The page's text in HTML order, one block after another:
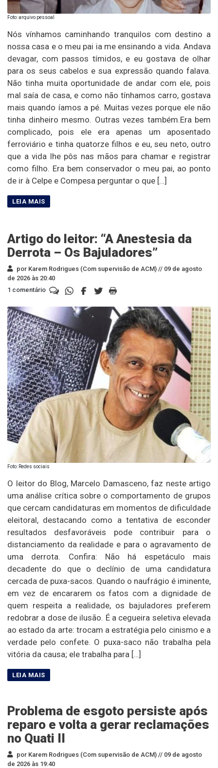
Foto: arquivo pessoal
Nós vínhamos caminhando tranquilos com destino a
nossa casa e o meu pai ia me ensinando a vida. Andava
devagar, com passos tímidos, e eu gostava de olhar
para os seus cabelos e sua expressão quando falava.
Não tinha muita oportunidade de andar com ele, pois
mal saía de casa, e como não tínhamos carro, gostava
mais quando íamos a pé. Muitas vezes porque ele não
tinha dinheiro mesmo. Outras vezes também.Era bem
complicado, pois ele era apenas um aposentado
ferroviário e tinha quatorze filhos e eu, seu neto, outro
que a vida lhe pôs nas mãos para chamar e registrar
como filho. Era bem conservador o meu pai, ao ponto
de ir à Celpe e Compesa perguntar o que […]
Artigo do leitor: “A Anestesia da
Derrota – Os Bajuladores”
por Karem Rodrigues (Com supervisão de ACM) // 09 de agosto
de 2026 às 20:40
1 comentário
Foto: Redes sociais
O leitor do Blog, Marcelo Damasceno, faz neste artigo
uma análise crítica sobre o comportamento de grupos
que cercam candidaturas em momentos de dificuldade
eleitoral, destacando como a tentativa de esconder
resultados desfavoráveis pode contribuir para o
distanciamento da realidade e para o agravamento de
uma derrota. Confira: Não há espetáculo mais
decadente do que o declínio de uma candidatura
cercada de puxa-sacos. Quando o naufrágio é iminente,
em vez de encararem os fatos com a dignidade de
quem respeita a realidade, os bajuladores preferem
redobrar a dose de ilusão. É a cegueira seletiva elevada
ao estado da arte: trocam a estratégia pelo cinismo e a
verdade pelo confete. O puxa-saco não trabalha pela
vitória da causa; ele trabalha para […]
Problema de esgoto persiste após
reparo e volta a gerar reclamações
no Quati II
por Karem Rodrigues (Com supervisão de ACM) // 09 de agosto
de 2026 às 19:40